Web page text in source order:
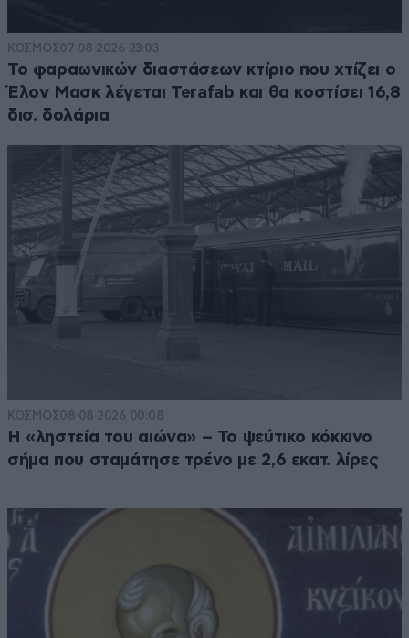
ΚΟΣΜΟΣ07·08·2026 23:03
Το φαραωνικών διαστάσεων κτίριο που χτίζει ο
Έλον Μασκ λέγεται Terafab και θα κοστίσει 16,8
δισ. δολάρια
ΚΟΣΜΟΣ08·08·2026 00:08
Η «ληστεία του αιώνα» – Το ψεύτικο κόκκινο
σήμα που σταμάτησε τρένο με 2,6 εκατ. λίρες